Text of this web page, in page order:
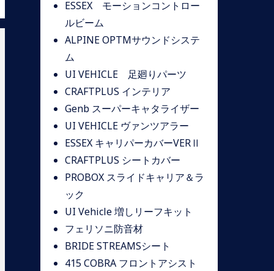
ESSEX モーションコントロー
ルビーム
ALPINE OPTMサウンドシステ
ム
UI VEHICLE 足廻りパーツ
CRAFTPLUS インテリア
Genb スーパーキャタライザー
UI VEHICLE ヴァンツアラー
ESSEX キャリパーカバーVERⅡ
CRAFTPLUS シートカバー
PROBOX スライドキャリア＆ラ
ック
UI Vehicle 増しリーフキット
フェリソニ防音材
BRIDE STREAMSシート
415 COBRA フロントアシスト